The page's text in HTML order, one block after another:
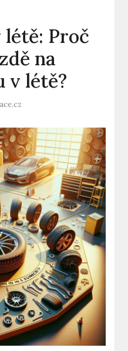
Proč
na
v létě?